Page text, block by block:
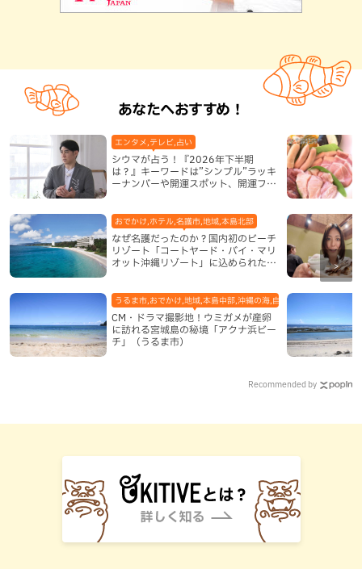
あなたへおすすめ！
シウマが占う！『2026年下半期
は？』キーワードは”シンプル”ラッキ
ーナンバーや開運スポット、開運フー
エンタメ,テレビ,占い
なぜ名護だったのか？国内初のビーチ
リゾート「コートヤード・バイ・マリ
オット沖縄リゾート」に込められた想
おでかけ,ホテル,名護市,地域,本島北部
CM・ドラマ撮影地！ウミガメが産卵
に訪れる宮城島の秘境「アクナ浜ビー
チ」（うるま市）
うるま市,おでかけ,地域,本島中部,沖縄の海,自然
Recommended by